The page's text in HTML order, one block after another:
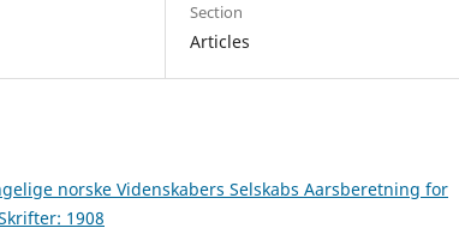
Section
Articles
norske Videnskabers Selskabs Aarsberetning for
1908